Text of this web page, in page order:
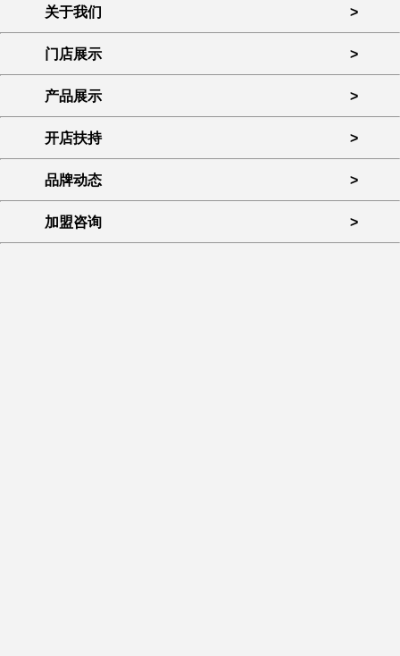
关于我们 >
门店展示 >
产品展示 >
开店扶持 >
品牌动态 >
加盟咨询 >